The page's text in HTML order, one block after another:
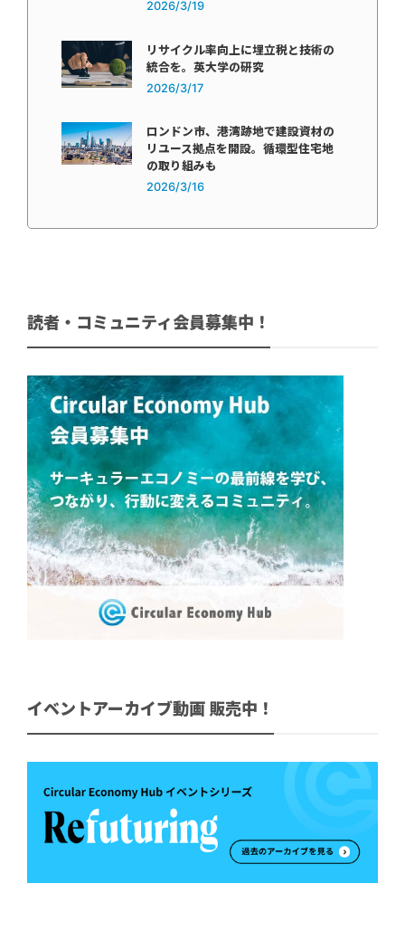
2026/3/19
リサイクル率向上に埋立税と技術の
統合を。英大学の研究
2026/3/17
ロンドン市、港湾跡地で建設資材の
リユース拠点を開設。循環型住宅地
の取り組みも
2026/3/16
読者・コミュニティ会員募集中！
イベントアーカイブ動画 販売中！